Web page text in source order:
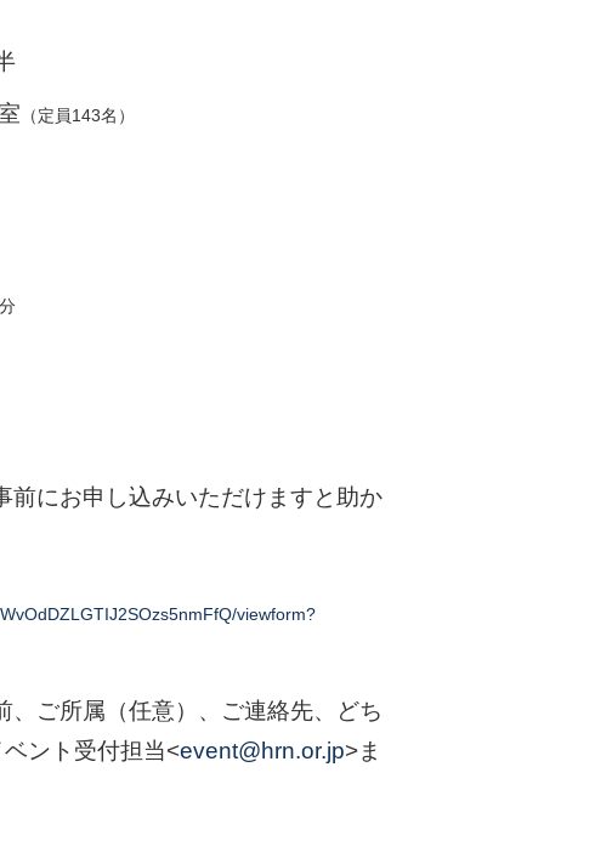
（定員143名）
前にお申し込みいただけますと助か
viewform?
ご所属（任意）、ご連絡先、どち
ント受付担当<event@hrn.or.jp>ま